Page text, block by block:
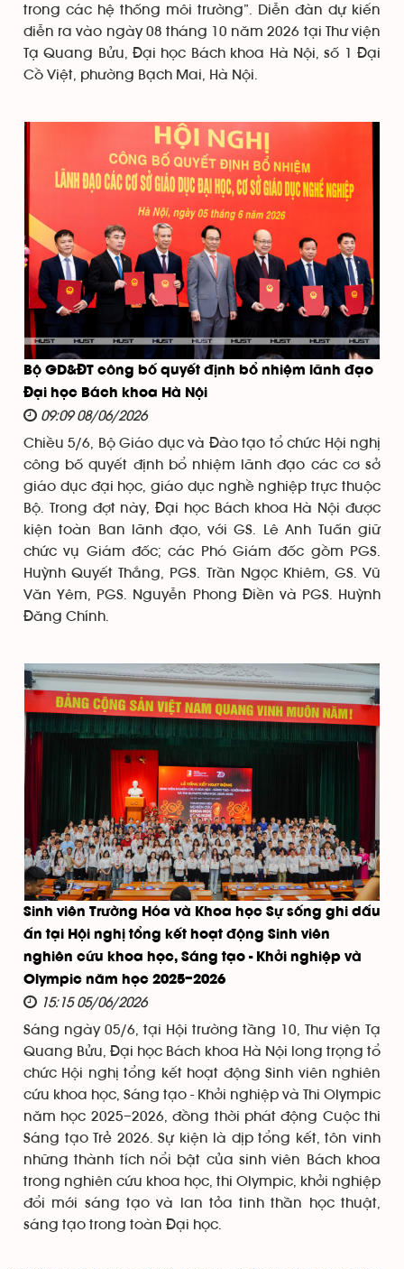
trong các hệ thống môi trường”. Diễn đàn dự kiến
diễn ra vào ngày 08 tháng 10 năm 2026 tại Thư viện
Tạ Quang Bửu, Đại học Bách khoa Hà Nội, số 1 Đại
Cồ Việt, phường Bạch Mai, Hà Nội.
Bộ GD&ĐT công bố quyết định bổ nhiệm lãnh đạo
Đại học Bách khoa Hà Nội
09:09 08/06/2026
Chiều 5/6, Bộ Giáo dục và Đào tạo tổ chức Hội nghị
công bố quyết định bổ nhiệm lãnh đạo các cơ sở
giáo dục đại học, giáo dục nghề nghiệp trực thuộc
Bộ. Trong đợt này, Đại học Bách khoa Hà Nội được
kiện toàn Ban lãnh đạo, với GS. Lê Anh Tuấn giữ
chức vụ Giám đốc; các Phó Giám đốc gồm PGS.
Huỳnh Quyết Thắng, PGS. Trần Ngọc Khiêm, GS. Vũ
Văn Yêm, PGS. Nguyễn Phong Điền và PGS. Huỳnh
Đăng Chính.
Sinh viên Trường Hóa và Khoa học Sự sống ghi dấu
ấn tại Hội nghị tổng kết hoạt động Sinh viên
nghiên cứu khoa học, Sáng tạo - Khởi nghiệp và
Olympic năm học 2025–2026
15:15 05/06/2026
Sáng ngày 05/6, tại Hội trường tầng 10, Thư viện Tạ
Quang Bửu, Đại học Bách khoa Hà Nội long trọng tổ
chức Hội nghị tổng kết hoạt động Sinh viên nghiên
cứu khoa học, Sáng tạo - Khởi nghiệp và Thi Olympic
năm học 2025–2026, đồng thời phát động Cuộc thi
Sáng tạo Trẻ 2026. Sự kiện là dịp tổng kết, tôn vinh
những thành tích nổi bật của sinh viên Bách khoa
trong nghiên cứu khoa học, thi Olympic, khởi nghiệp
đổi mới sáng tạo và lan tỏa tinh thần học thuật,
sáng tạo trong toàn Đại học.